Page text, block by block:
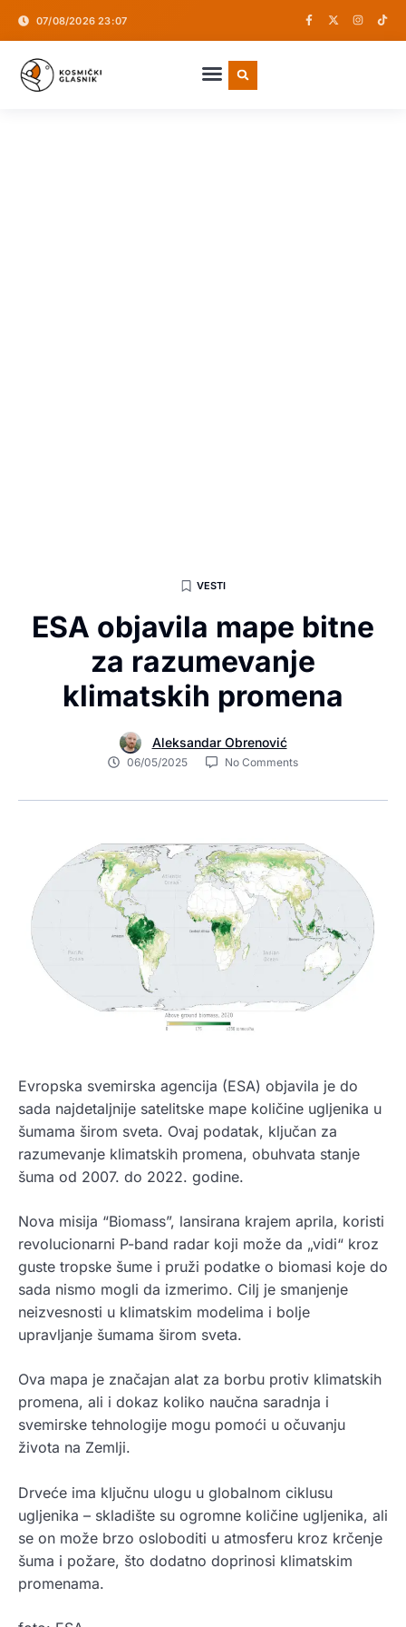
07/08/2026 23:07
VESTI
ESA objavila mape bitne
za razumevanje
klimatskih promena
Aleksandar Obrenović
06/05/2025 No Comments
Evropska svemirska agencija (ESA) objavila je do
sada najdetaljnije satelitske mape količine ugljenika u
šumama širom sveta. Ovaj podatak, ključan za
razumevanje klimatskih promena, obuhvata stanje
šuma od 2007. do 2022. godine.
Nova misija “Biomass”, lansirana krajem aprila, koristi
revolucionarni P-band radar koji može da „vidi“ kroz
guste tropske šume i pruži podatke o biomasi koje do
sada nismo mogli da izmerimo. Cilj je smanjenje
neizvesnosti u klimatskim modelima i bolje
upravljanje šumama širom sveta.
Ova mapa je značajan alat za borbu protiv klimatskih
promena, ali i dokaz koliko naučna saradnja i
svemirske tehnologije mogu pomoći u očuvanju
života na Zemlji.
Drveće ima ključnu ulogu u globalnom ciklusu
ugljenika – skladište su ogromne količine ugljenika, ali
se on može brzo osloboditi u atmosferu kroz krčenje
šuma i požare, što dodatno doprinosi klimatskim
promenama.